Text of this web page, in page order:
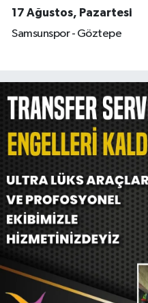
17 Ağustos, Pazartesi
Samsunspor - Göztepe